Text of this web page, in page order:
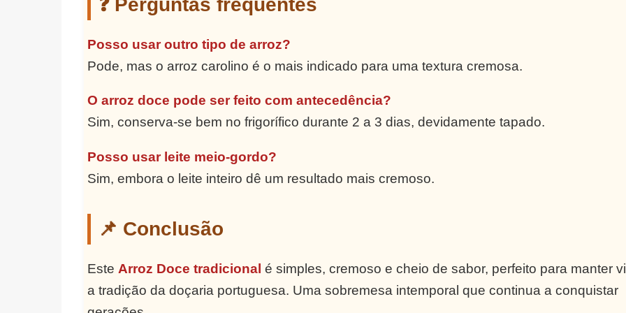
❓ Perguntas frequentes
Posso usar outro tipo de arroz?
Pode, mas o arroz carolino é o mais indicado para uma textura cremosa.
O arroz doce pode ser feito com antecedência?
Sim, conserva-se bem no frigorífico durante 2 a 3 dias, devidamente tapado.
Posso usar leite meio-gordo?
Sim, embora o leite inteiro dê um resultado mais cremoso.
📌 Conclusão
Este Arroz Doce tradicional é simples, cremoso e cheio de sabor, perfeito para manter
a tradição da doçaria portuguesa. Uma sobremesa intemporal que continua a conquistar